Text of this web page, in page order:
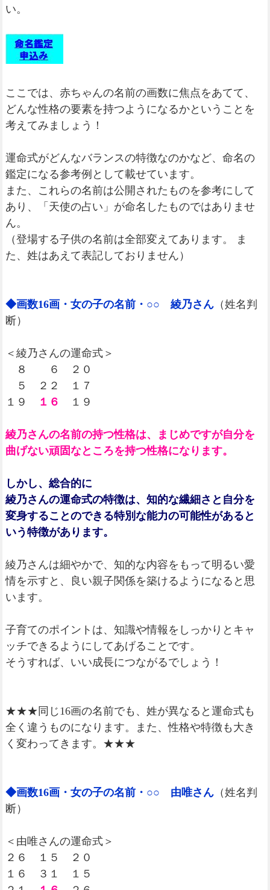
い。
ここでは、赤ちゃんの名前の画数に焦点をあてて、
どんな性格の要素を持つようになるかということを
考えてみましょう！
運命式がどんなバランスの特徴なのかなど、命名の
鑑定になる参考例として載せています。
また、これらの名前は公開されたものを参考にして
あり、「天使の占い」が命名したものではありませ
ん。
（登場する子供の名前は全部変えてあります。 ま
た、姓はあえて表記しておりません）
◆画数16画・女の子の名前・○○ 綾乃さん（姓名判
断）
＜綾乃さんの運命式＞
８ ６ ２０
５ ２２ １７
１９
１６ １９
綾乃さんの名前の持つ性格は、まじめですが自分を
曲げない頑固なところを持つ性格になります。
しかし、総合的に
綾乃さんの運命式の特徴は、知的な繊細さと自分を
変身することのできる特別な能力の可能性があると
いう特徴があります。
綾乃さんは細やかで、知的な内容をもって明るい愛
情を示すと、良い親子関係を築けるようになると思
います。
子育てのポイントは、知識や情報をしっかりとキャ
ッチできるようにしてあげることです。
そうすれば、いい成長につながるでしょう！
★★★同じ16画の名前でも、姓が異なると運命式も
全く違うものになります。また、性格や特徴も大き
く変わってきます。★★★
◆画数16画・女の子の名前・○○ 由唯さん（姓名判
断）
＜由唯さんの運命式＞
２６ １５ ２０
１６ ３１ １５